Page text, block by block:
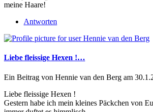
meine Haare!
Antworten
Liebe fleissige Hexen !…
Ein Beitrag von Hennie van den Berg am
Liebe fleissige Hexen !
Gestern habe ich mein kleines Päckchen von